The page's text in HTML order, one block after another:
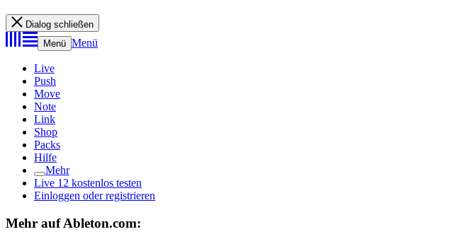
Dialog schließen
Menü Menü
Live
Push
Move
Note
Link
Shop
Packs
Hilfe
Mehr
Live 12 kostenlos testen
Einloggen oder registrieren
Mehr auf Ableton.com: